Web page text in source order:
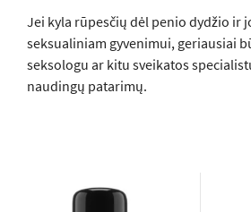
Jei kyla rūpesčių dėl penio dydžio ir
seksualiniam gyvenimui, geriausiai
seksologu ar kitu sveikatos
naudingų patarimų.